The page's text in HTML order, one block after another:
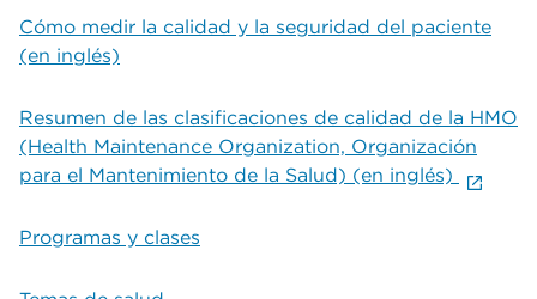
Cómo medir la calidad y la seguridad del paciente
(en inglés)
Resumen de las clasificaciones de calidad de la HMO
(Health Maintenance Organization, Organización
para el Mantenimiento de la Salud) (en inglés)
Programas y clases